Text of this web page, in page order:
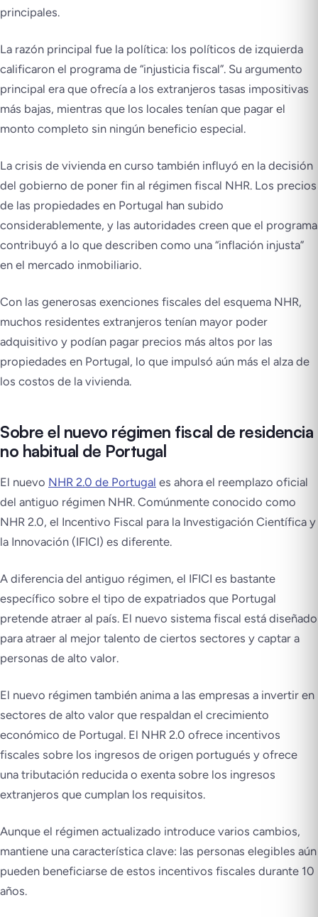
principales.
La razón principal fue la política: los políticos de izquierda
calificaron el programa de “injusticia fiscal”. Su argumento
principal era que ofrecía a los extranjeros tasas impositivas
más bajas, mientras que los locales tenían que pagar el
monto completo sin ningún beneficio especial.
La crisis de vivienda en curso también influyó en la decisión
del gobierno de poner fin al régimen fiscal NHR. Los precios
de las propiedades en Portugal han subido
considerablemente, y las autoridades creen que el programa
contribuyó a lo que describen como una “inflación injusta”
en el mercado inmobiliario.
Con las generosas exenciones fiscales del esquema NHR,
muchos residentes extranjeros tenían mayor poder
adquisitivo y podían pagar precios más altos por las
propiedades en Portugal, lo que impulsó aún más el alza de
los costos de la vivienda.
Sobre el nuevo régimen fiscal de residencia
no habitual de Portugal
El nuevo NHR 2.0 de Portugal es ahora el reemplazo oficial
del antiguo régimen NHR. Comúnmente conocido como
NHR 2.0, el Incentivo Fiscal para la Investigación Científica y
la Innovación (IFICI) es diferente.
A diferencia del antiguo régimen, el IFICI es bastante
específico sobre el tipo de expatriados que Portugal
pretende atraer al país. El nuevo sistema fiscal está diseñado
para atraer al mejor talento de ciertos sectores y captar a
personas de alto valor.
El nuevo régimen también anima a las empresas a invertir en
sectores de alto valor que respaldan el crecimiento
económico de Portugal. El NHR 2.0 ofrece incentivos
fiscales sobre los ingresos de origen portugués y ofrece
una tributación reducida o exenta sobre los ingresos
extranjeros que cumplan los requisitos.
Aunque el régimen actualizado introduce varios cambios,
mantiene una característica clave: las personas elegibles aún
pueden beneficiarse de estos incentivos fiscales durante 10
años.